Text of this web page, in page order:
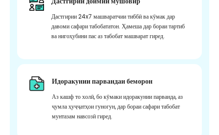
Дастгирии 24x7 машваратчии тиббӣ ва кӯмак дар
давоми сафари табобататон. Ҳамеша дар бораи тартиб
ва нигоҳубини пас аз табобат машварат гиред.
Идоракунии парвандаи беморон
Аз кашф то холӣ, бо кӯмаки идоракунии парванда, аз
ҷумла ҳуҷҷатҳои гуногун, дар бораи сафари табобат
мунтазам навсозӣ гиред.